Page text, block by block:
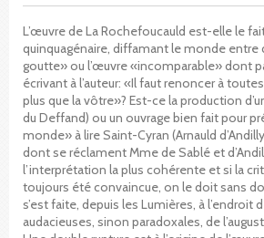
L’œuvre de La Rochefoucauld est-elle le
quinquagénaire, diffamant le monde entre
goutte» ou l’œuvre «incomparable» dont
écrivant à l’auteur: «Il faut renoncer à
plus que la vôtre»? Est-ce la production
du Deffand) ou un ouvrage bien fait pour
monde» à lire Saint-Cyran (Arnauld
dont se réclament Mme de Sablé et
l’interprétation la plus cohérente et si la
toujours été convaincue, on le doit sans
s’est faite, depuis les Lumières, à l’endroit
audacieuses, sinon paradoxales, de